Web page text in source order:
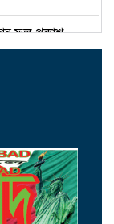
ফল প্রকাশ